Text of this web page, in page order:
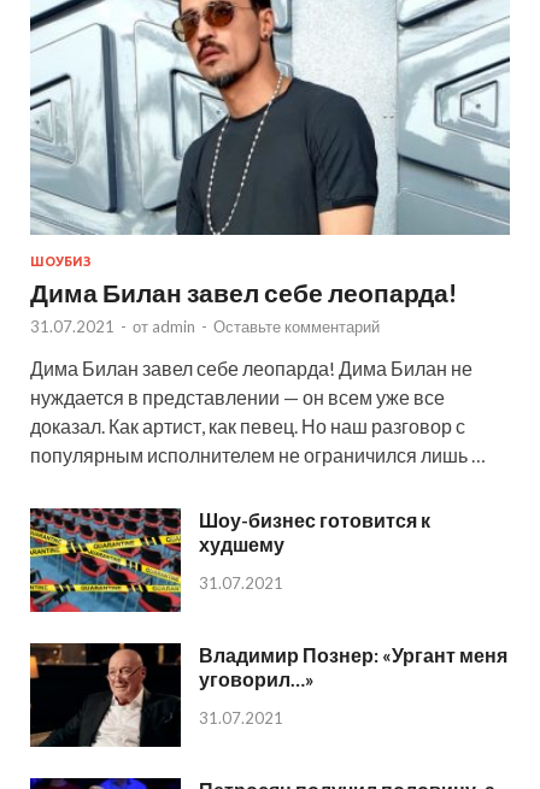
ШОУБИЗ
Дима Билан завел себе леопарда!
31.07.2021 - от admin - Оставьте комментарий
Дима Билан завел себе леопарда! Дима Билан не
нуждается в представлении — он всем уже все
доказал. Как артист, как певец. Но наш разговор с
популярным исполнителем не ограничился лишь …
Шоу-бизнес готовится к
худшему
31.07.2021
Владимир Познер: «Ургант меня
уговорил…»
31.07.2021